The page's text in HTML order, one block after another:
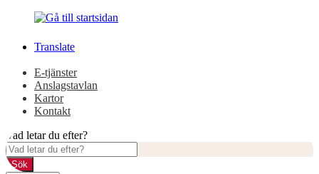
innehåll
huvudmeny
Translate
E-tjänster
Anslagstavlan
Kartor
Kontakt
Vad letar du efter?
Sök